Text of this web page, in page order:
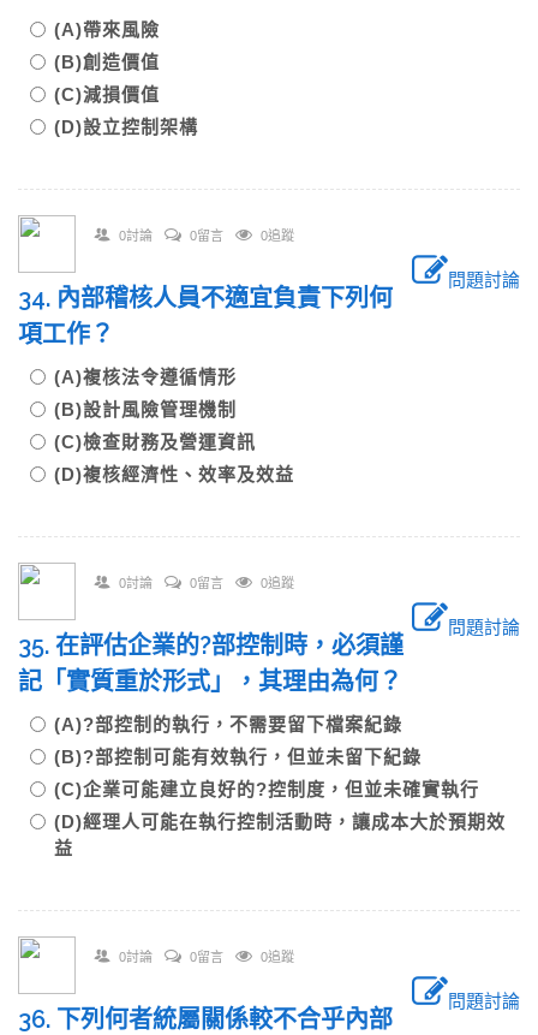
(A)帶來風險
(B)創造價值
(C)減損價值
(D)設立控制架構
0討論 0留言 0追蹤
問題討論
34. 內部稽核人員不適宜負責下列何
項工作？
(A)複核法令遵循情形
(B)設計風險管理機制
(C)檢查財務及營運資訊
(D)複核經濟性、效率及效益
0討論 0留言 0追蹤
問題討論
35. 在評估企業的?部控制時，必須謹
記「實質重於形式」，其理由為何？
(A)?部控制的執行，不需要留下檔案紀錄
(B)?部控制可能有效執行，但並未留下紀錄
(C)企業可能建立良好的?控制度，但並未確實執行
(D)經理人可能在執行控制活動時，讓成本大於預期效
益
0討論 0留言 0追蹤
問題討論
36. 下列何者統屬關係較不合乎內部